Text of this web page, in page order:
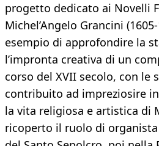
progetto dedicato ai Novelli
Michel’Angelo Grancini
esempio di approfondire la
l’impronta creativa di un
corso del XVII secolo, con le
contribuito ad impreziosire
la vita religiosa e artistica di
ricoperto il ruolo di